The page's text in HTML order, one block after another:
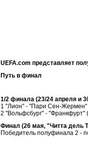
UEFA.com представляет
Путь в финал
1/2 финала (23/24 апреля и
1 "Лион" - "Пари Сен-Жермен"
2 "Вольфсбург" -
Финал (26 мая, "Читта дель
Победитель полуфинала 2 -